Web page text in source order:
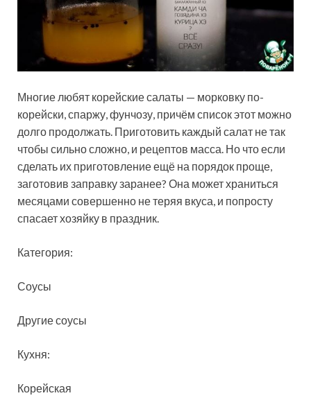
Многие любят корейские салаты — морковку по-
корейски, спаржу, фунчозу, причём список этот можно
долго продолжать. Приготовить каждый салат не так
чтобы сильно сложно, и рецептов масса. Но что если
сделать их приготовление ещё на порядок проще,
заготовив заправку заранее? Она может храниться
месяцами совершенно не теряя вкуса, и попросту
спасает хозяйку в праздник.
Категория:
Соусы
Другие соусы
Кухня:
Корейская